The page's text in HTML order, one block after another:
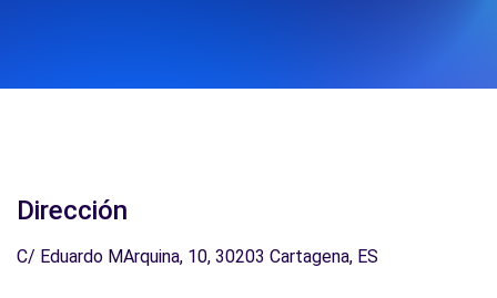
Dirección
C/ Eduardo MArquina, 10, 30203 Cartagena, ES